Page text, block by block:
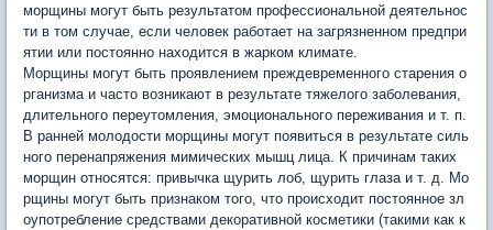
морщины могут быть результатом профессиональной деятельнос
ти в том случае, если человек работает на загрязненном предпри
ятии или постоянно находится в жарком климате.
Морщины могут быть проявлением преждевременного старения о
рганизма и часто возникают в результате тяжелого заболевания,
длительного переутомления, эмоционального переживания и т. п.
В ранней молодости морщины могут появиться в результате силь
ного перенапряжения мимических мышц лица. К причинам таких
морщин относятся: привычка щурить лоб, щурить глаза и т. д. Мо
рщины могут быть признаком того, что происходит постоянное зл
оупотребление средствами декоративной косметики (такими как к